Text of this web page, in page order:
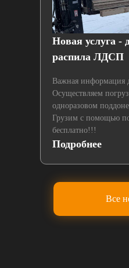
Новая услуга -
распила ЛДСП
Важная информация
Осуществляем
одноразовом
Грузим с помощью
бесплатно!!!
Подробнее
Все